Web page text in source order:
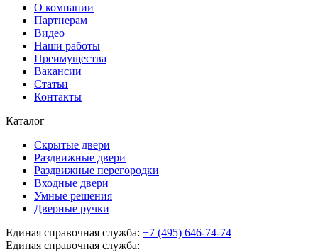
О компании
Партнерам
Видео
Наши работы
Преимущества
Вакансии
Статьи
Контакты
Каталог
Скрытые двери
Раздвижные двери
Раздвижные перегородки
Входные двери
Умные решения
Дверные ручки
Единая справочная служба: +7 (495) 646-74-74
Единая справочная служба: